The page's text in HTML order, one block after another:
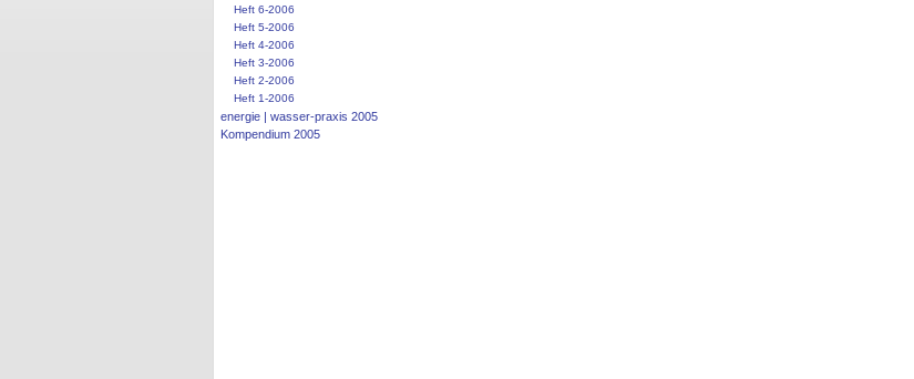
Heft 6-2006
Heft 5-2006
Heft 4-2006
Heft 3-2006
Heft 2-2006
Heft 1-2006
energie | wasser-praxis 2005
Kompendium 2005